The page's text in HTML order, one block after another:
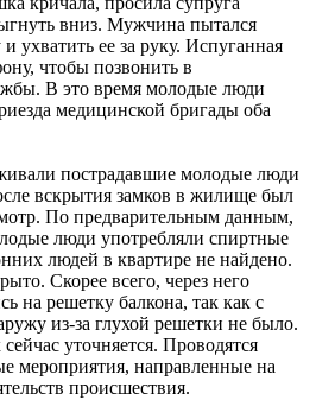
вниз. Мужчина пытался
ухватить ее за руку. Испуганная
чтобы позвонить в
В это время молодые люди
медицинской бригады оба
пострадавшие молодые люди
вскрытия замков в жилище был
По предварительным данным,
люди употребляли спиртные
людей в квартире не найдено.
Скорее всего, через него
на решетку балкона, так как с
из-за глухой решетки не было.
уточняется. Проводятся
мероприятия, направленные на
происшествия.